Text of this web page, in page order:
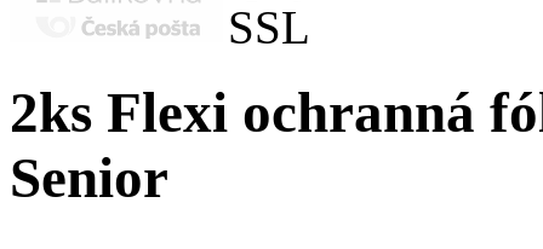
2ks Flexi ochranná
Senior